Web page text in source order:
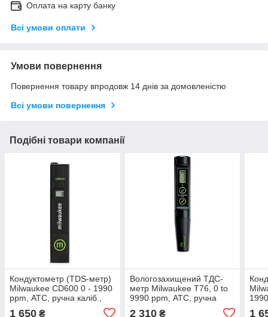
Оплата на карту банку
Всі умови оплати
Умови повернення
Повернення товару впродовж 14 днів за домовленістю
Всі умови повернення
Подібні товари компанії
Кондуктометр (TDS-метр)
Milwaukee CD600 0 - 1990
ppm, АТС, ручна каліб.,
1 650 ₴
Вологозахищений ТДС-
метр Milwaukee Т76, 0 to
9990 ppm, АТС, ручна
2 310₴ 1